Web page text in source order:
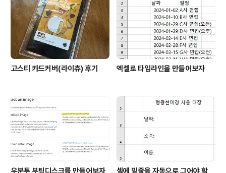
고스티 카드커버(라이츄) 후기 엑셀로 타임라인을 만들어보자
우분투 부팅디스크를 만들어보자
셀에 밑줄을 자동으로 그어야 할